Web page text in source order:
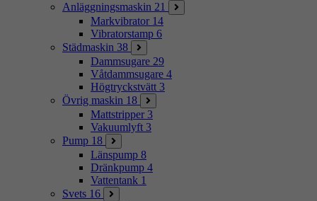
Anläggningsmaskin 21
Markvibrator 14
Vibratorstamp 6
Städmaskin 38
Dammsugare 29
Våtdammsugare 4
Högtryckstvätt 3
Övrig maskin 18
Mattstripper 3
Vakuumlyft 3
Pump 18
Länspump 8
Dränkpump 4
Vattentank 1
Svets 16